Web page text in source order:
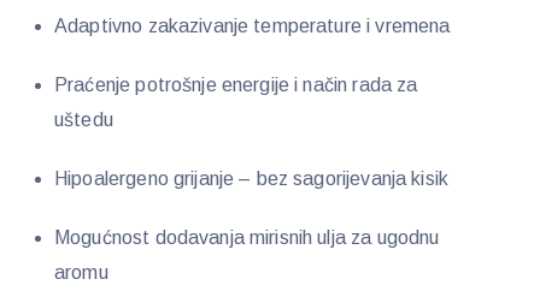
Adaptivno zakazivanje temperature i vremena
Praćenje potrošnje energije i način rada za
uštedu
Hipoalergeno grijanje – bez sagorijevanja kisik
Mogućnost dodavanja mirisnih ulja za ugodnu
aromu